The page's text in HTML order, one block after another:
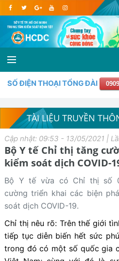
SỐ ĐIỆN THOẠI TỔNG ĐÀI
TÀI LIỆU TRUYỀN
Cập nhật: 09:53 - 13/05/2021 |
Bộ Y tế Chỉ thị tăng
kiểm soát dịch COVID-
Bộ Y tế vừa có Chỉ thị số
cường triển khai các biện
soát dịch COVID-19.
Chỉ thị nêu rõ: Trên thế giới
tiếp tục diễn biến hết sức
trong đó có một số quốc gia